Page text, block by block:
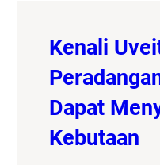
Kenali
Dapat
Kebutaan